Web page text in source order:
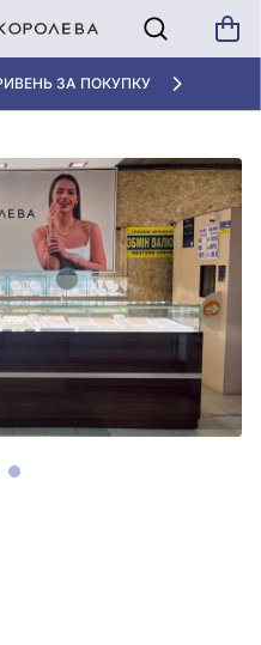
ЗА ПОКУПКУ
Запоріжжя
ІНТРЕЙД